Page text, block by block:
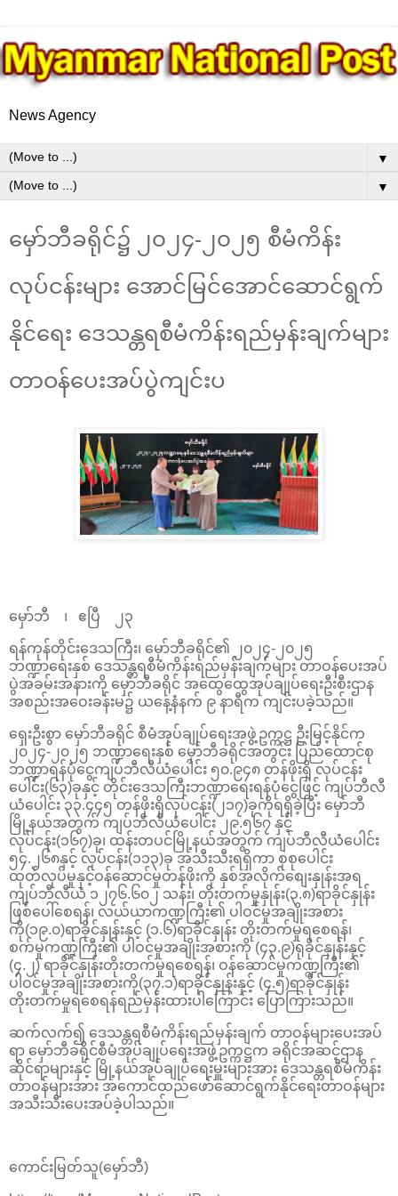
News Agency
▼
▼
မှော်ဘီခရိုင်၌ ၂၀၂၄-၂၀၂၅ စီမံကိန်း
လုပ်ငန်းများ အောင်မြင်အောင်ဆောင်ရွက်
နိုင်ရေး ဒေသန္တရစီမံကိန်းရည်မှန်းချက်များ
တာဝန်ပေးအပ်ပွဲကျင်းပ
မှော်ဘီ ၊ ဧပြီ ၂၃
ရန်ကုန်တိုင်းဒေသကြီး၊ မှော်ဘီခရိုင်၏ ၂၀၂၄-၂၀၂၅
ဘဏ္ဍာရေးနှစ် ဒေသန္တရစီမံကိန်းရည်မှန်းချက်များ တာဝန်ပေးအပ်
ပွဲအခမ်းအနားကို မှော်ဘီခရိုင် အထွေထွေအုပ်ချုပ်ရေးဦးစီးဌာန
အစည်းအဝေးခန်းမ၌ ယနေ့နံနက် ၉ နာရီက ကျင်းပခဲ့သည်။
ရှေးဦးစွာ မှော်ဘီခရိုင် စီမံအုပ်ချုပ်ရေးအဖွဲ့ဥက္ကဋ္ဌ ဦးမြင့်နိုင်က
၂၀၂၄-၂၀၂၅ ဘဏ္ဍာရေးနှစ် မှော်ဘီခရိုင်အတွင်း ပြည်ထောင်စု
ဘဏ္ဍာရန်ပုံငွေကျပ်ဘီလီယံပေါင်း ၅၀.၉၄၈ တန်ဖိုးရှိ လုပ်ငန်း
ပေါင်း(၆၃)ခုနှင့် တိုင်းဒေသကြီးဘဏ္ဍာရေးရန်ပုံငွေဖြင့် ကျပ်ဘီလီ
ယံပေါင်း ၃၃.၄၄၅ တန်ဖိုးရှိလုပ်ငန်း(၂၁၇)ခုကိုရရှိခဲ့ပြီး မှော်ဘီ
မြို့နယ်အတွက် ကျပ်ဘီလီယံပေါင်း ၂၉.၅၆၇ နှင့်
လုပ်ငန်း(၁၆၇)ခု၊ ထန်းတပင်မြို့နယ်အတွက် ကျပ်ဘီလီယံပေါင်း
၅၄.၂၆၈နှင့် လုပ်ငန်း(၁၁၃)ခု အသီးသီးရရှိကာ စုစုပေါင်း
ထုတ်လုပ်မှုနှင့်ဝန်ဆောင်မှုတန်ဖိုးကို နှစ်အလိုက်စျေးနှုန်းအရ
ကျပ်ဘီလီယံ ၁၂၇၆.၆၀၂ သန်း၊ တိုးတက်မှုနှုန်း(၃.၈)ရာခိုင်နှုန်း
ဖြစ်ပေါ်စေရန်၊ လယ်ယာကဏ္ဍကြီး၏ ပါဝင်မှုအချိုးအစား
ကို(၁၉.၀)ရာခိုင်နှုန်းနှင့် (၁.၆)ရာခိုင်နှုန်း တိုးတက်မှုရစေရန်၊
စက်မှုကဏ္ဍကြီး၏ ပါဝင်မှုအချိုးအစားကို (၄၃.၉)ရုခိုင်နှုန်းနှင့်
(၄.၂) ရာခိုင်နှုန်းတိုးတက်မှုရစေရန်၊ ဝန်ဆောင်မှုကဏ္ဍကြီး၏
ပါဝင်မှုအချိုးအစားကို(၃၇.၁)ရာခိုင်နှုန်းနှင့် (၄.၅)ရာခိုင်နှုန်း
တိုးတက်မှုရစေရန်ရည်မှန်းထားပါကြောင်း ပြောကြားသည်။
ဆက်လက်၍ ဒေသန္တရစီမံကိန်းရည်မှန်းချက် တာဝန်များပေးအပ်
ရာ မှော်ဘီခရိုင်စီမံအုပ်ချုပ်ရေးအဖွဲ့ဥက္ကဋ္ဌက ခရိုင်အဆင့်ဌာန
ဆိုင်ရာများနှင့် မြို့နယ်အုပ်ချုပ်ရေးမှူးများအား ဒေသန္တရစီမံကိန်း
တာဝန်များအား အကောင်ထည်ဖော်ဆောင်ရွက်နိုင်ရေးတာဝန်များ
အသီးသီးပေးအပ်ခဲ့ပါသည်။
ကောင်းမြတ်သူ(မှော်ဘီ)